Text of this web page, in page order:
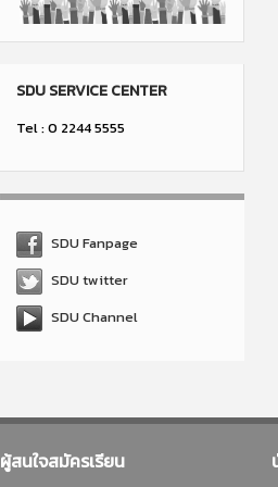
SDU SERVICE CENTER
Tel : 0 2244 5555
SDU Fanpage
SDU twitter
SDU Channel
ผู้สนใจสมัครเรียน